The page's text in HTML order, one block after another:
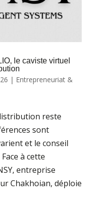
le caviste virtuel
| Entrepreneuriat &
reste
sont
et le conseil
à cette
entreprise
Chakhoian, déploie